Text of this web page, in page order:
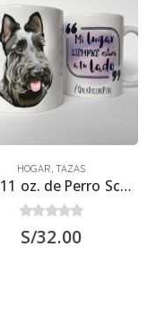
HOGAR, TAZAS
Taza 11 oz. de Perro Scottish Terrier
0out of 5
S/32.00